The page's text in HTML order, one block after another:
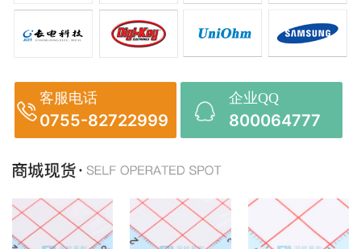
客服电话
0755-82722999
企业QQ
800064777